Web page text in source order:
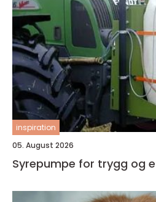
inspiration
05. August 2026
Syrepumpe for trygg og